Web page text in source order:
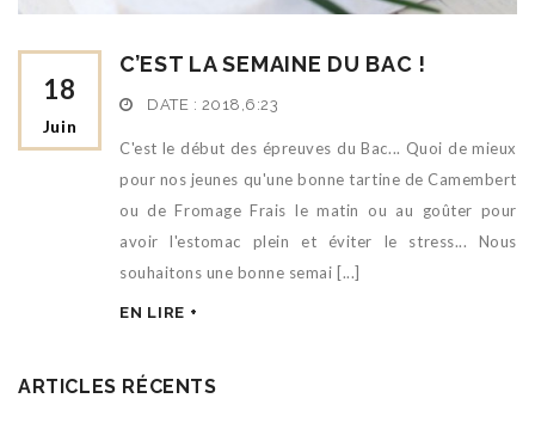
18
Juin
C’EST LA SEMAINE DU BAC !
DATE : 2018,6:23
C'est le début des épreuves du Bac... Quoi de mieux
pour nos jeunes qu'une bonne tartine de Camembert
ou de Fromage Frais le matin ou au goûter pour
avoir l'estomac plein et éviter le stress... Nous
souhaitons une bonne semai [...]
EN LIRE +
ARTICLES RÉCENTS